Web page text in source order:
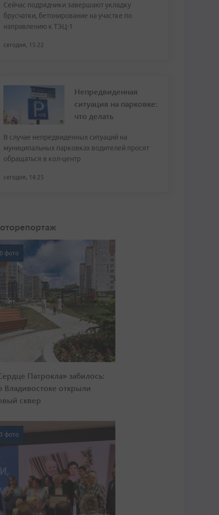
Сейчас подрядчики завершают укладку
брусчатки, бетонирование на участке по
направлению к ТЭЦ-1
сегодня, 15:22
Непредвиденная
ситуация на парковке:
что делать
В случае непредвиденных ситуаций на
муниципальных парковках водителей просят
обращаться в кол-центр
сегодня, 14:25
фото
Патрокла» забилось:
Владивостоке открыли
сквер
фото